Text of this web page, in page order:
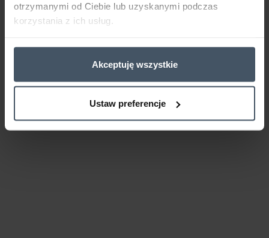
otrzymanymi od Ciebie lub uzyskanymi podczas
korzystania z ich usług.
Akceptuję wszystkie
Ustaw preferencje